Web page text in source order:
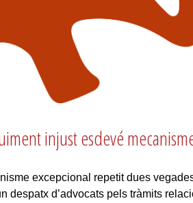
injust esdevé
excepcional repetit dues
despatx d’advocats pels tràmits